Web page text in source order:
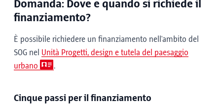
Domanda: Dove e quando si richiede il
finanziamento?
È possibile richiedere un finanziamento nell'ambito del
SOG nel Unità Progetti, design e tutela del paesaggio
urbano
.
Cinque passi per il finanziamento